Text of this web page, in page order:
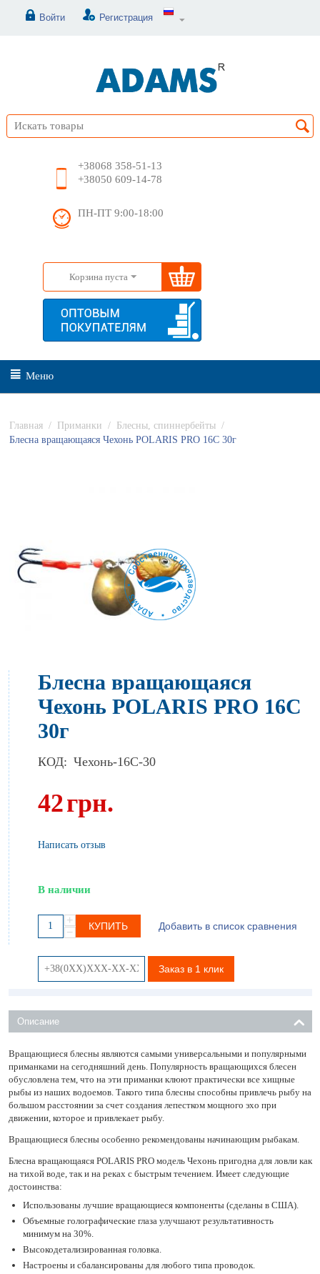
Войти Регистрация
+38068 358-51-13
+38050 609-14-78
ПН-ПТ 9:00-18:00
Корзина пуста
Меню
Главная / Приманки / Блесны, спиннербейты /
Блесна вращающаяся Чехонь POLARIS PRO 16C 30г
Блесна вращающаяся
Чехонь POLARIS PRO 16C
30г
КОД: Чехонь-16C-30
42грн.
Написать отзыв
В наличии
+
−
КУПИТЬ Добавить в список сравнения
Заказ в 1 клик
Описание
Вращающиеся блесны являются самыми универсальными и популярными
приманками на сегодняшний день. Популярность вращающихся блесен
обусловлена тем, что на эти приманки клюют практически все хищные
рыбы из наших водоемов. Такого типа блесны способны привлечь рыбу на
большом расстоянии за счет создания лепестком мощного эхо при
движении, которое и привлекает рыбу.
Вращающиеся блесны особенно рекомендованы начинающим рыбакам.
Блесна вращающаяся POLARIS PRO модель Чехонь пригодна для ловли как
на тихой воде, так и на реках с быстрым течением. Имеет следующие
достоинства:
Использованы лучшие вращающиеся компоненты (сделаны в США).
Объемные голографические глаза улучшают результативность
минимум на 30%.
Высокодетализированная головка.
Настроены и сбалансированы для любого типа проводок.